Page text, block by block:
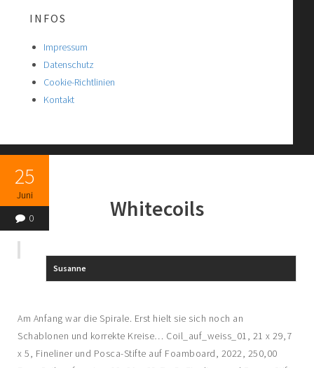
INFOS
Impressum
Datenschutz
Cookie-Richtlinien
Kontakt
25
Juni
0
Whitecoils
Susanne
Am Anfang war die Spirale. Erst hielt sie sich noch an
Schablonen und korrekte Kreise… Coil_auf_weiss_01, 21 x 29,7
x 5, Fineliner und Posca-Stifte auf Foamboard, 2022, 250,00